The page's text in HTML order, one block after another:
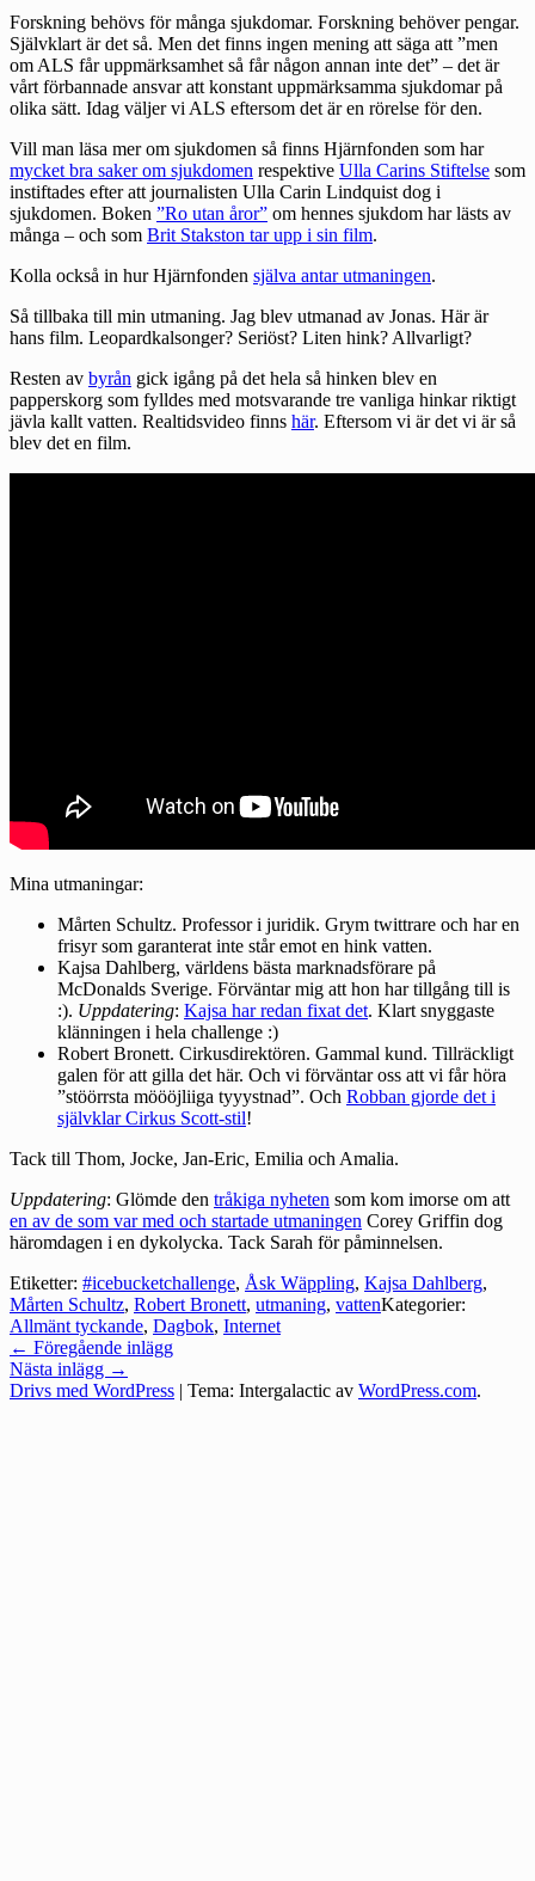
Forskning behövs för många sjukdomar. Forskning behöver pengar.
Självklart är det så. Men det finns ingen mening att säga att ”men
om ALS får uppmärksamhet så får någon annan inte det” – det är
vårt förbannade ansvar att konstant uppmärksamma sjukdomar på
olika sätt. Idag väljer vi ALS eftersom det är en rörelse för den.
Vill man läsa mer om sjukdomen så finns Hjärnfonden som har
mycket bra saker om sjukdomen respektive Ulla Carins Stiftelse som
instiftades efter att journalisten Ulla Carin Lindquist dog i
sjukdomen. Boken ”Ro utan åror” om hennes sjukdom har lästs av
många – och som Brit Stakston tar upp i sin film.
Kolla också in hur Hjärnfonden själva antar utmaningen.
Så tillbaka till min utmaning. Jag blev utmanad av Jonas. Här är
hans film. Leopardkalsonger? Seriöst? Liten hink? Allvarligt?
Resten av byrån gick igång på det hela så hinken blev en
papperskorg som fylldes med motsvarande tre vanliga hinkar riktigt
jävla kallt vatten. Realtidsvideo finns här. Eftersom vi är det vi är så
blev det en film.
Mina utmaningar:
Mårten Schultz. Professor i juridik. Grym twittrare och har en
frisyr som garanterat inte står emot en hink vatten.
Kajsa Dahlberg, världens bästa marknadsförare på
McDonalds Sverige. Förväntar mig att hon har tillgång till is
:). Uppdatering: Kajsa har redan fixat det. Klart snyggaste
klänningen i hela challenge :)
Robert Bronett. Cirkusdirektören. Gammal kund. Tillräckligt
galen för att gilla det här. Och vi förväntar oss att vi får höra
”stöörrsta möööjliiga tyyystnad”. Och Robban gjorde det i
självklar Cirkus Scott-stil!
Tack till Thom, Jocke, Jan-Eric, Emilia och Amalia.
Uppdatering: Glömde den tråkiga nyheten som kom imorse om att
en av de som var med och startade utmaningen Corey Griffin dog
häromdagen i en dykolycka. Tack Sarah för påminnelsen.
Etiketter: #icebucketchallenge, Åsk Wäppling, Kajsa Dahlberg,
Mårten Schultz, Robert Bronett, utmaning, vattenKategorier:
Allmänt tyckande, Dagbok, Internet
Inläggsnavigering
← Föregående inlägg
Nästa inlägg →
Drivs med WordPress | Tema: Intergalactic av WordPress.com.